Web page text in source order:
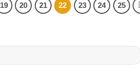
19 20 21 22 23 24 25